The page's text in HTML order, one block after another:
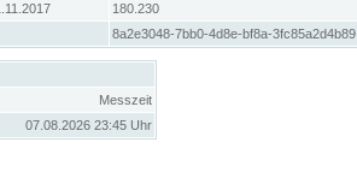
180.230
8a2e3048-7bb0-4d8e-bf8a-3fc85a2d4b89
Messzeit
07.08.2026 23:45 Uhr